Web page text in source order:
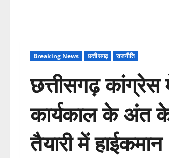
Breaking News छत्तीसगढ़ राजनीति
छत्तीसगढ़
कार्यकाल के अंत
तैयारी में हाईकमान